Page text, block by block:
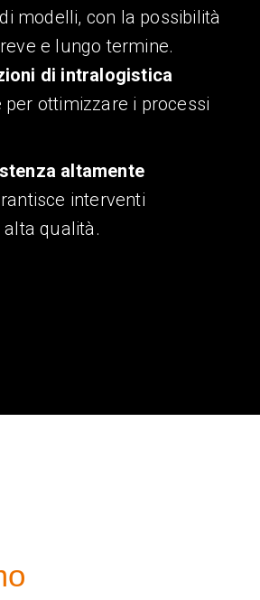
modelli, con la possibilità
e lungo termine.
di intralogistica
ottimizzare i processi
altamente
interventi
qualità.